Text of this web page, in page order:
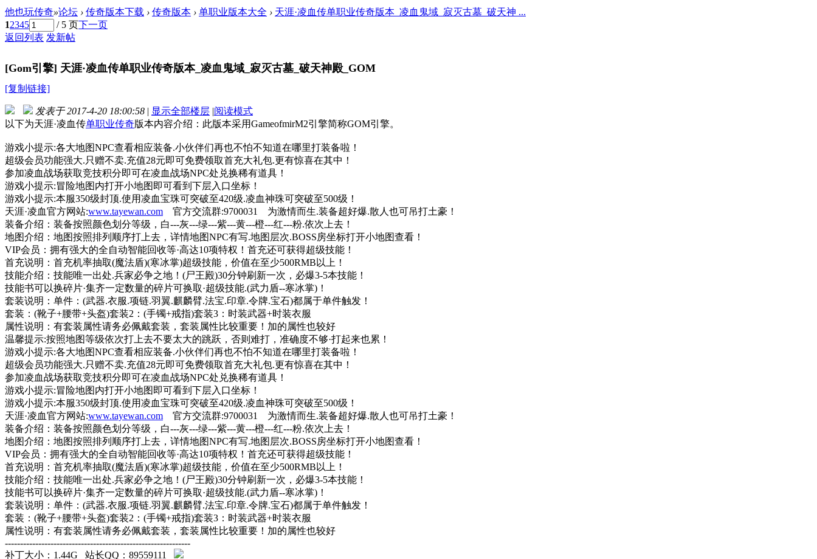
他也玩传奇»论坛 › 传奇版本下载 › 传奇版本 › 单职业版本大全 › 天涯·凌血传单职业传奇版本_凌血鬼域_寂灭古墓_破天神 ...
12345 / 5 页下一页
返回列表 发新帖
[Gom引擎] 天涯·凌血传单职业传奇版本_凌血鬼域_寂灭古墓_破天神殿_GOM
[复制链接]
发表于 2017-4-20 18:00:58 | 显示全部楼层 |阅读模式
以下为天涯·凌血传单职业传奇版本内容介绍：此版本采用GameofmirM2引擎简称GOM引擎。
游戏小提示:各大地图NPC查看相应装备.小伙伴们再也不怕不知道在哪里打装备啦！
超级会员功能强大.只赠不卖.充值28元即可免费领取首充大礼包.更有惊喜在其中！
参加凌血战场获取竞技积分即可在凌血战场NPC处兑换稀有道具！
游戏小提示:冒险地图内打开小地图即可看到下层入口坐标！
游戏小提示:本服350级封顶.使用凌血宝珠可突破至420级.凌血神珠可突破至500级！
天涯·凌血官方网站:www.tayewan.com 官方交流群:9700031 为激情而生.装备超好爆.散人也可吊打土豪！
装备介绍：装备按照颜色划分等级，白---灰---绿---紫---黄---橙---红---粉.依次上去！
地图介绍：地图按照排列顺序打上去，详情地图NPC有写.地图层次.BOSS房坐标打开小地图查看！
VIP会员：拥有强大的全自动智能回收等·高达10项特权！首充还可获得超级技能！
首充说明：首充机率抽取(魔法盾)(寒冰掌)超级技能，价值在至少500RMB以上！
技能介绍：技能唯一出处.兵家必争之地！(尸王殿)30分钟刷新一次，必爆3-5本技能！
技能书可以换碎片·集齐一定数量的碎片可换取·超级技能.(武力盾--寒冰掌)！
套装说明：单件：(武器.衣服.项链.羽翼.麒麟臂.法宝.印章.令牌.宝石)都属于单件触发！
套装：(靴子+腰带+头盔)套装2：(手镯+戒指)套装3：时装武器+时装衣服
属性说明：有套装属性请务必佩戴套装，套装属性比较重要！加的属性也较好
温馨提示:按照地图等级依次打上去不要太大的跳跃，否则难打，准确度不够·打起来也累！
游戏小提示:各大地图NPC查看相应装备.小伙伴们再也不怕不知道在哪里打装备啦！
超级会员功能强大.只赠不卖.充值28元即可免费领取首充大礼包.更有惊喜在其中！
参加凌血战场获取竞技积分即可在凌血战场NPC处兑换稀有道具！
游戏小提示:冒险地图内打开小地图即可看到下层入口坐标！
游戏小提示:本服350级封顶.使用凌血宝珠可突破至420级.凌血神珠可突破至500级！
天涯·凌血官方网站:www.tayewan.com 官方交流群:9700031 为激情而生.装备超好爆.散人也可吊打土豪！
装备介绍：装备按照颜色划分等级，白---灰---绿---紫---黄---橙---红---粉.依次上去！
地图介绍：地图按照排列顺序打上去，详情地图NPC有写.地图层次.BOSS房坐标打开小地图查看！
VIP会员：拥有强大的全自动智能回收等·高达10项特权！首充还可获得超级技能！
首充说明：首充机率抽取(魔法盾)(寒冰掌)超级技能，价值在至少500RMB以上！
技能介绍：技能唯一出处.兵家必争之地！(尸王殿)30分钟刷新一次，必爆3-5本技能！
技能书可以换碎片·集齐一定数量的碎片可换取·超级技能.(武力盾--寒冰掌)！
套装说明：单件：(武器.衣服.项链.羽翼.麒麟臂.法宝.印章.令牌.宝石)都属于单件触发！
套装：(靴子+腰带+头盔)套装2：(手镯+戒指)套装3：时装武器+时装衣服
属性说明：有套装属性请务必佩戴套装，套装属性比较重要！加的属性也较好
-------------------------------------------------------------
补丁大小：1.44G 站长QQ：89559111